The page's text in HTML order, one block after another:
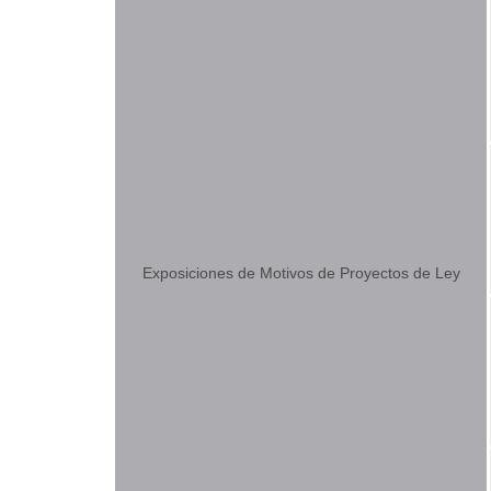
Exposiciones de Motivos de Proyectos de Ley